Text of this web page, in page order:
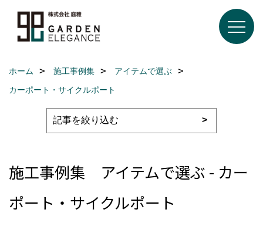
ホーム 施工事例集
アイテムで選ぶ
カーポート・サイクルポート
施工事例集 アイテムで選ぶ - カー
ポート・サイクルポート